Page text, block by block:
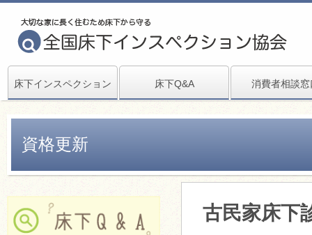
消費者相談窓
床下Q&A
床下インスペクション
資格更新
古民家床下